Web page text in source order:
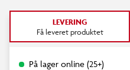
LEVERING
Få leveret produktet
På lager online (25+)